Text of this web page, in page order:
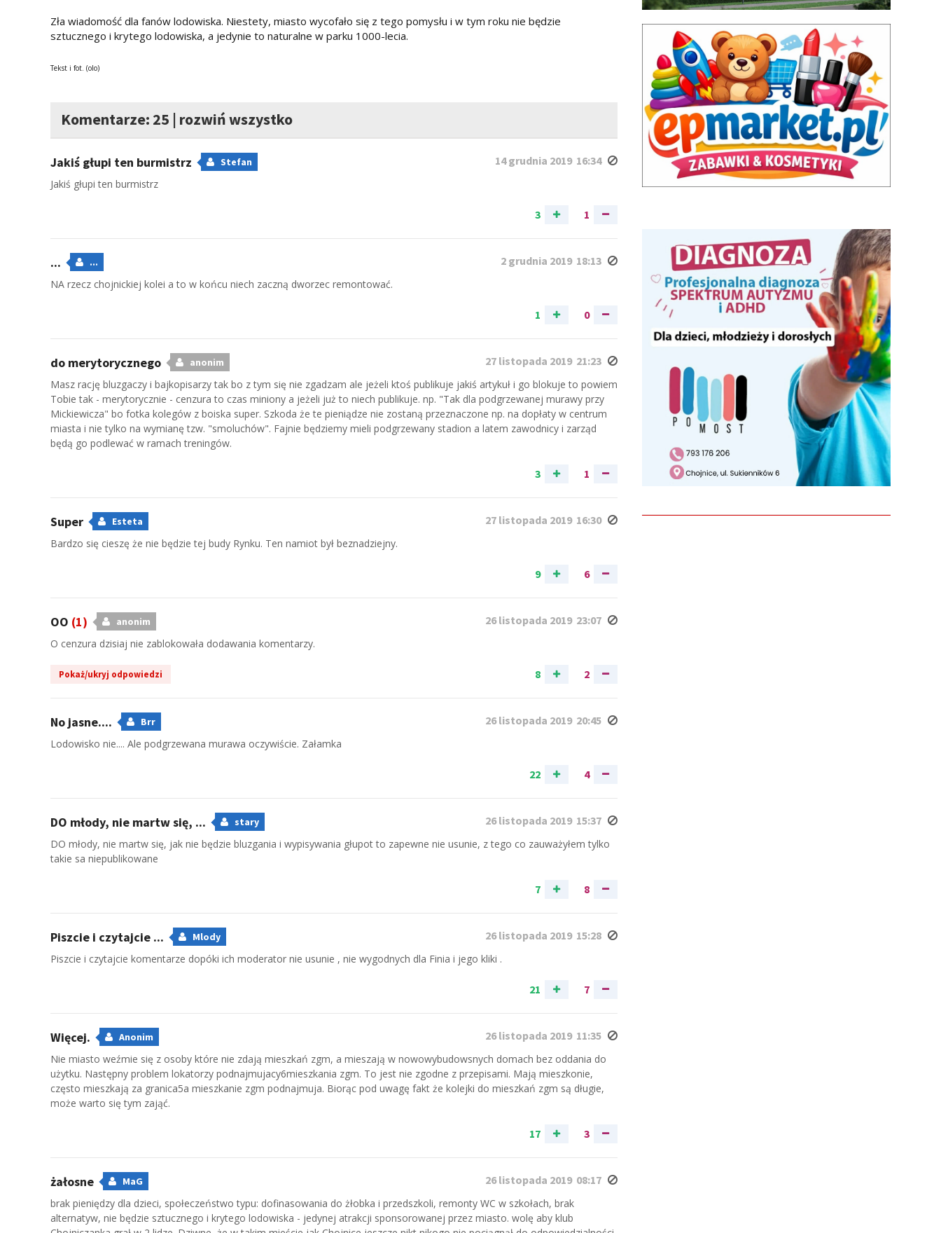
Zła wiadomość dla fanów lodowiska. Niestety, miasto wycofało się z tego pomysłu i w tym roku nie będzie
sztucznego i krytego lodowiska, a jedynie to naturalne w parku 1000-lecia.
Tekst i fot. (olo)
Komentarze: 25 | rozwiń wszystko
14 grudnia 2019 16:34
Jakiś głupi ten burmistrz Stefan
Jakiś głupi ten burmistrz
3 1
2 grudnia 2019 18:13
... ...
NA rzecz chojnickiej kolei a to w końcu niech zaczną dworzec remontować.
1 0
27 listopada 2019 21:23
do merytorycznego anonim
Masz rację bluzgaczy i bajkopisarzy tak bo z tym się nie zgadzam ale jeżeli ktoś publikuje jakiś artykuł i go blokuje to powiem
Tobie tak - merytorycznie - cenzura to czas miniony a jeżeli już to niech publikuje. np. "Tak dla podgrzewanej murawy przy
Mickiewicza" bo fotka kolegów z boiska super. Szkoda że te pieniądze nie zostaną przeznaczone np. na dopłaty w centrum
miasta i nie tylko na wymianę tzw. "smoluchów". Fajnie będziemy mieli podgrzewany stadion a latem zawodnicy i zarząd
będą go podlewać w ramach treningów.
3 1
27 listopada 2019 16:30
Super Esteta
Bardzo się cieszę że nie będzie tej budy Rynku. Ten namiot był beznadziejny.
9 6
26 listopada 2019 23:07
OO (1) anonim
O cenzura dzisiaj nie zablokowała dodawania komentarzy.
8 2
Pokaż/ukryj odpowiedzi
26 listopada 2019 20:45
No jasne.... Brr
Lodowisko nie.... Ale podgrzewana murawa oczywiście. Załamka
22 4
26 listopada 2019 15:37
DO młody, nie martw się, ... stary
DO młody, nie martw się, jak nie będzie bluzgania i wypisywania głupot to zapewne nie usunie, z tego co zauważyłem tylko
takie sa niepublikowane
7 8
26 listopada 2019 15:28
Piszcie i czytajcie ... Mlody
Piszcie i czytajcie komentarze dopóki ich moderator nie usunie , nie wygodnych dla Finia i jego kliki .
21 7
26 listopada 2019 11:35
Więcej. Anonim
Nie miasto weźmie się z osoby które nie zdają mieszkań zgm, a mieszają w nowowybudowsnych domach bez oddania do
użytku. Następny problem lokatorzy podnajmujacy6mieszkania zgm. To jest nie zgodne z przepisami. Mają mieszkonie,
często mieszkają za granica5a mieszkanie zgm podnajmuja. Biorąc pod uwagę fakt że kolejki do mieszkań zgm są długie,
może warto się tym zająć.
17 3
26 listopada 2019 08:17
żałosne MaG
brak pieniędzy dla dzieci, społeczeństwo typu: dofinasowania do żłobka i przedszkoli, remonty WC w szkołach, brak
alternatyw, nie będzie sztucznego i krytego lodowiska - jedynej atrakcji sponsorowanej przez miasto. wolę aby klub